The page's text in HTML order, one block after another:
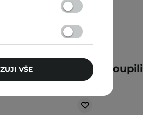
zákazníci také zakoupili
VŠE